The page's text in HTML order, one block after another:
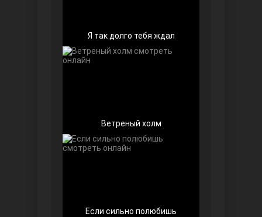
Любовь напоказ
Я так долго тебя ждал
Ветреный холм
Если сильно полюбишь